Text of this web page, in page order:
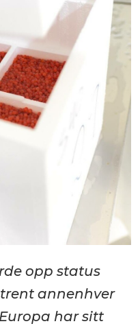
opp status
annenhver
har sitt